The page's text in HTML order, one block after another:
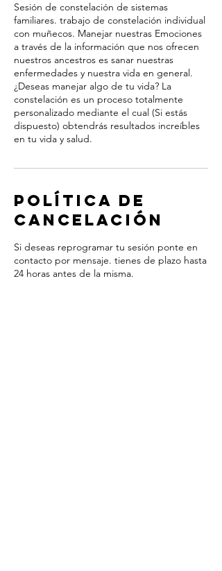
Sesión de constelación de sistemas
familiares. trabajo de constelación individual
con muñecos. Manejar nuestras Emociones
a través de la información que nos ofrecen
nuestros ancestros es sanar nuestras
enfermedades y nuestra vida en general.
¿Deseas manejar algo de tu vida? La
constelación es un proceso totalmente
personalizado mediante el cual (Si estás
dispuesto) obtendrás resultados increíbles
en tu vida y salud.
Política de
cancelación
Si deseas reprogramar tu sesión ponte en
contacto por mensaje. tienes de plazo hasta
24 horas antes de la misma.